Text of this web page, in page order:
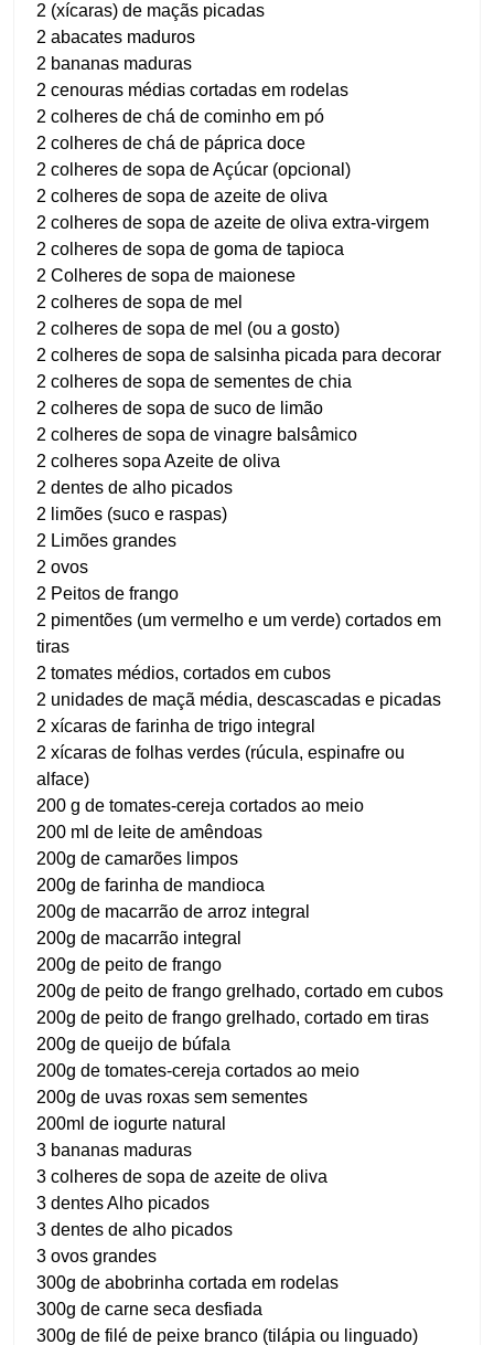
2 (xícaras) de maçãs picadas
2 abacates maduros
2 bananas maduras
2 cenouras médias cortadas em rodelas
2 colheres de chá de cominho em pó
2 colheres de chá de páprica doce
2 colheres de sopa de Açúcar (opcional)
2 colheres de sopa de azeite de oliva
2 colheres de sopa de azeite de oliva extra-virgem
2 colheres de sopa de goma de tapioca
2 Colheres de sopa de maionese
2 colheres de sopa de mel
2 colheres de sopa de mel (ou a gosto)
2 colheres de sopa de salsinha picada para decorar
2 colheres de sopa de sementes de chia
2 colheres de sopa de suco de limão
2 colheres de sopa de vinagre balsâmico
2 colheres sopa Azeite de oliva
2 dentes de alho picados
2 limões (suco e raspas)
2 Limões grandes
2 ovos
2 Peitos de frango
2 pimentões (um vermelho e um verde) cortados em
tiras
2 tomates médios, cortados em cubos
2 unidades de maçã média, descascadas e picadas
2 xícaras de farinha de trigo integral
2 xícaras de folhas verdes (rúcula, espinafre ou
alface)
200 g de tomates-cereja cortados ao meio
200 ml de leite de amêndoas
200g de camarões limpos
200g de farinha de mandioca
200g de macarrão de arroz integral
200g de macarrão integral
200g de peito de frango
200g de peito de frango grelhado, cortado em cubos
200g de peito de frango grelhado, cortado em tiras
200g de queijo de búfala
200g de tomates-cereja cortados ao meio
200g de uvas roxas sem sementes
200ml de iogurte natural
3 bananas maduras
3 colheres de sopa de azeite de oliva
3 dentes Alho picados
3 dentes de alho picados
3 ovos grandes
300g de abobrinha cortada em rodelas
300g de carne seca desfiada
300g de filé de peixe branco (tilápia ou linguado)